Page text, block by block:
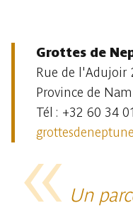
Grottes de
Rue de l'Adujoir
Province de
Tél : +32 60 34
Un